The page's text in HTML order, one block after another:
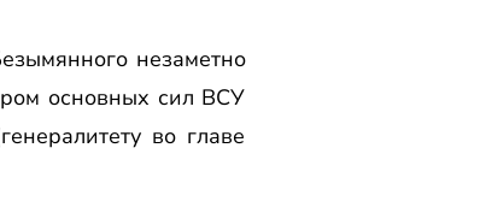
незаметно
основных сил ВСУ
во главе